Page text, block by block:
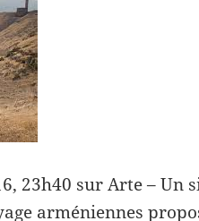
23h40 sur Arte –Un
arméniennes